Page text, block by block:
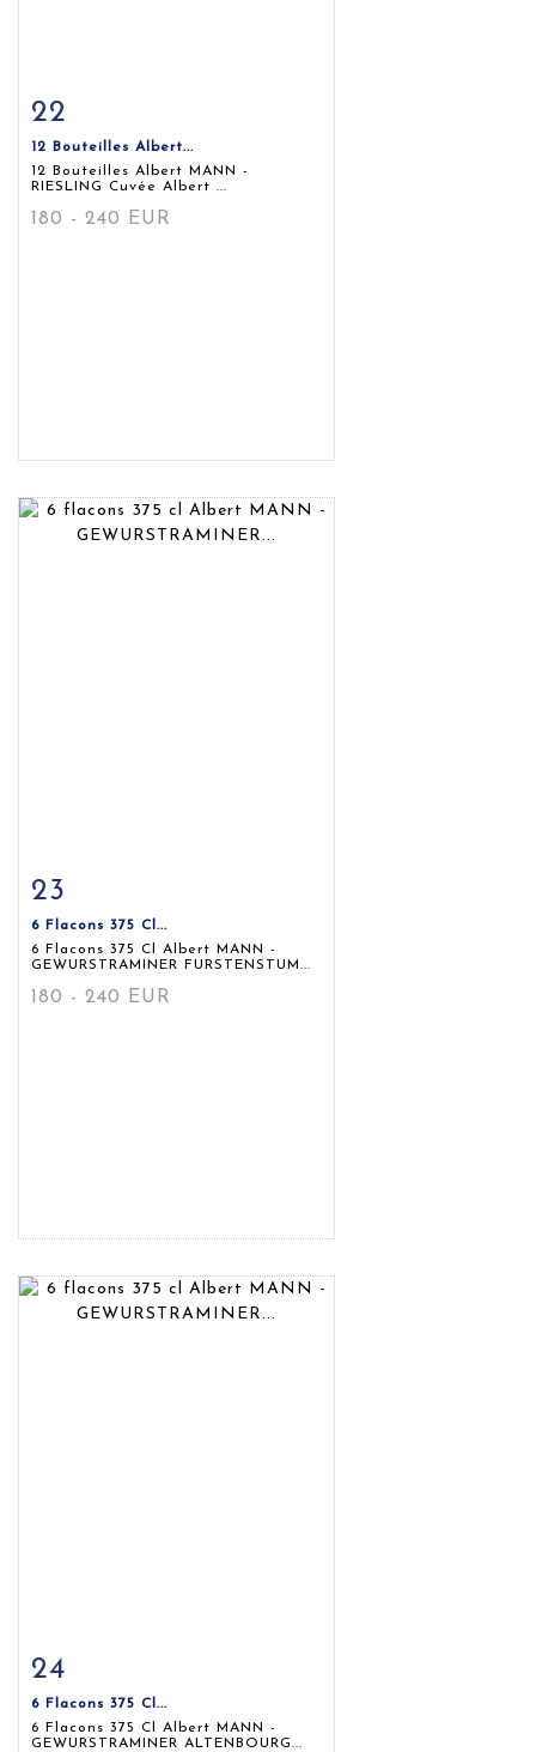
Fiche détaillée
22
12 Bouteilles Albert...
12 Bouteilles Albert MANN -
RIESLING Cuvée Albert ...
180 - 240 EUR
Fiche détaillée
23
6 Flacons 375 Cl...
6 Flacons 375 Cl Albert MANN -
GEWURSTRAMINER FURSTENSTUM...
180 - 240 EUR
Fiche détaillée
24
6 Flacons 375 Cl...
6 Flacons 375 Cl Albert MANN -
GEWURSTRAMINER ALTENBOURG...